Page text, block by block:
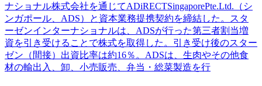
ナショナル株式会社を通じてADiRECTSingaporePte.Ltd.（シ
ンガポール、ADS）と資本業務提携契約を締結した。スタ
ーゼンインターナショナルは、ADSが行った第三者割当増
資を引き受けることで株式を取得した。引き受け後のスター
ゼン（間接）出資比率は約16％。ADSは、生肉やその他食
材の輸出入、卸、小売販売、弁当・総菜製造を行